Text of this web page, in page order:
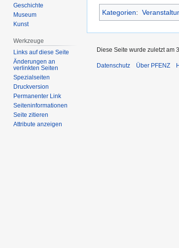
Kategorien:
Geschichte
Museum
Kunst
Werkzeuge
Links auf diese Seite
Änderungen an
verlinkten Seiten
Spezialseiten
Druckversion
Permanenter Link
Seiten­­informationen
Seite zitieren
Attribute anzeigen
Diese Seite wurde zuletzt am
Datenschutz Über PFENZ